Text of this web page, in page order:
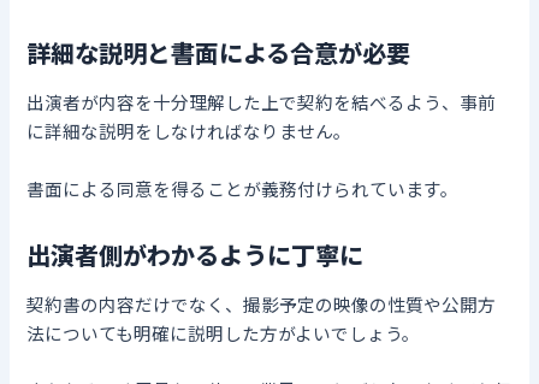
詳細な説明と書面による合意が必要
出演者が内容を十分理解した上で契約を結べるよう、事前
に詳細な説明をしなければなりません。
書面による同意を得ることが義務付けられています。
出演者側がわかるように丁寧に
契約書の内容だけでなく、撮影予定の映像の性質や公開方
法についても明確に説明した方がよいでしょう。